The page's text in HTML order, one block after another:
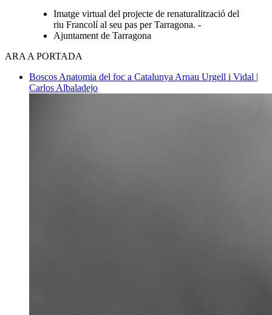
Imatge virtual del projecte de renaturalització del
riu Francolí al seu pas per Tarragona. -
Ajuntament de Tarragona
ARA A PORTADA
Boscos Anatomia del foc a Catalunya Arnau Urgell i Vidal |
Carlos Albaladejo